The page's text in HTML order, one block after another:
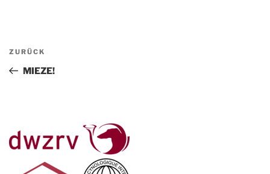
Beitragsnavigation
Vorheriger
Beitrag
ZURÜCK
MIEZE!